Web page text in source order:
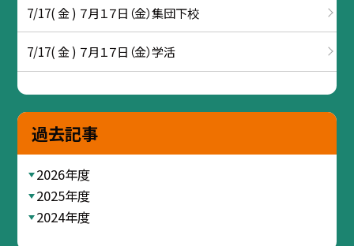
7/17( 金 ) ７月１７日（金）集団下校
7/17( 金 ) ７月１７日（金）学活
過去記事
2026年度
2025年度
2024年度